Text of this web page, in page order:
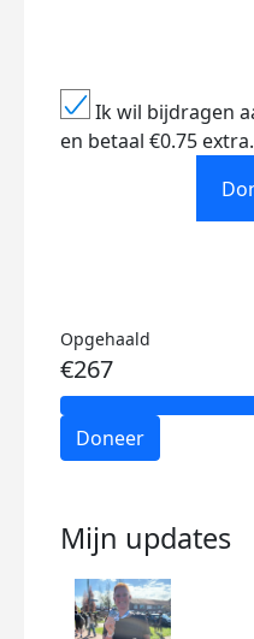
Ik wil bijdragen
en betaal €0.75 extra.
Opgehaald
€267
Doneer
Mijn updates